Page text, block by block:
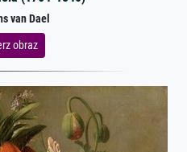
van Dael
obraz